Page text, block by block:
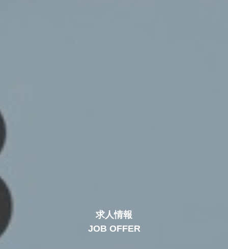
求人情報
JOB OFFER